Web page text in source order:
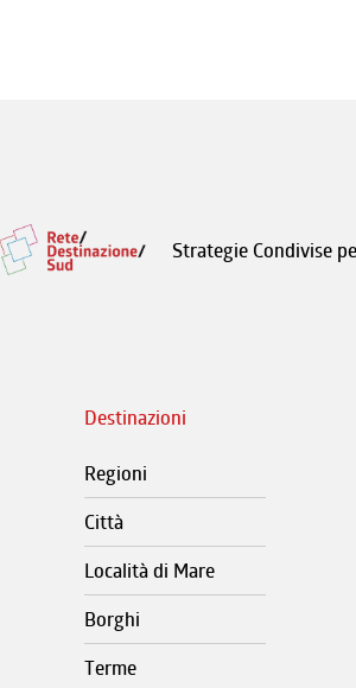
Strategie Condivise
Destinazioni
Regioni
Città
Località di Mare
Borghi
Terme